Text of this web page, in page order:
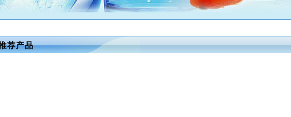
荐产品